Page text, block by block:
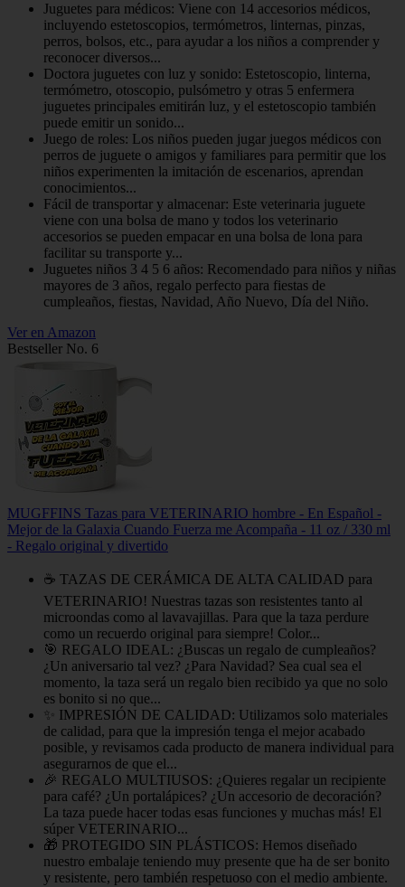
Juguetes para médicos: Viene con 14 accesorios médicos,
incluyendo estetoscopios, termómetros, linternas, pinzas,
perros, bolsos, etc., para ayudar a los niños a comprender y
reconocer diversos...
Doctora juguetes con luz y sonido: Estetoscopio, linterna,
termómetro, otoscopio, pulsómetro y otras 5 enfermera
juguetes principales emitirán luz, y el estetoscopio también
puede emitir un sonido...
Juego de roles: Los niños pueden jugar juegos médicos con
perros de juguete o amigos y familiares para permitir que los
niños experimenten la imitación de escenarios, aprendan
conocimientos...
Fácil de transportar y almacenar: Este veterinaria juguete
viene con una bolsa de mano y todos los veterinario
accesorios se pueden empacar en una bolsa de lona para
facilitar su transporte y...
Juguetes niños 3 4 5 6 años: Recomendado para niños y niñas
mayores de 3 años, regalo perfecto para fiestas de
cumpleaños, fiestas, Navidad, Año Nuevo, Día del Niño.
Ver en Amazon
Bestseller No. 6
MUGFFINS Tazas para VETERINARIO hombre - En Español -
Mejor de la Galaxia Cuando Fuerza me Acompaña - 11 oz / 330 ml
- Regalo original y divertido
☕ TAZAS DE CERÁMICA DE ALTA CALIDAD para
VETERINARIO! Nuestras tazas son resistentes tanto al
microondas como al lavavajillas. Para que la taza perdure
como un recuerdo original para siempre! Color...
🎯 REGALO IDEAL: ¿Buscas un regalo de cumpleaños?
¿Un aniversario tal vez? ¿Para Navidad? Sea cual sea el
momento, la taza será un regalo bien recibido ya que no solo
es bonito si no que...
✨ IMPRESIÓN DE CALIDAD: Utilizamos solo materiales
de calidad, para que la impresión tenga el mejor acabado
posible, y revisamos cada producto de manera individual para
asegurarnos de que el...
🎉 REGALO MULTIUSOS: ¿Quieres regalar un recipiente
para café? ¿Un portalápices? ¿Un accesorio de decoración?
La taza puede hacer todas esas funciones y muchas más! El
súper VETERINARIO...
🎁 PROTEGIDO SIN PLÁSTICOS: Hemos diseñado
nuestro embalaje teniendo muy presente que ha de ser bonito
y resistente, pero también respetuoso con el medio ambiente.